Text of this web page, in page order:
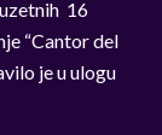
16
“Cantor del
je u ulogu